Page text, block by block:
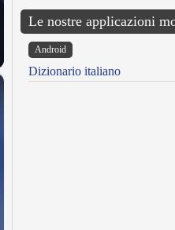
Le nostre applicazioni
Android
Dizionario italiano